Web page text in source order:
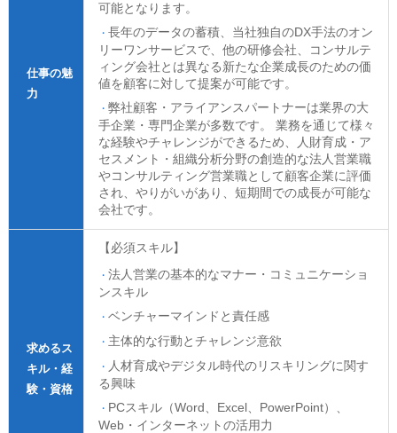
仕事の魅
力
可能となります。
長年のデータの蓄積、当社独自のDX手法のオン
リーワンサービスで、他の研修会社、コンサルテ
ィング会社とは異なる新たな企業成長のための価
値を顧客に対して提案が可能です。
弊社顧客・アライアンスパートナーは業界の大
手企業・専門企業が多数です。 業務を通じて様々
な経験やチャレンジができるため、人財育成・ア
セスメント・組織分析分野の創造的な法人営業職
やコンサルティング営業職として顧客企業に評価
され、やりがいがあり、短期間での成長が可能な
会社です。
求めるス
キル・経
験・資格
【必須スキル】
法人営業の基本的なマナー・コミュニケーショ
ンスキル
ベンチャーマインドと責任感
主体的な行動とチャレンジ意欲
人材育成やデジタル時代のリスキリングに関す
る興味
PCスキル（Word、Excel、PowerPoint）、
Web・インターネットの活用力